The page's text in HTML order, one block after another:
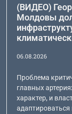
(ВИДЕО)
Молдовы
06.08.2026
Проблема
главных
характер, и